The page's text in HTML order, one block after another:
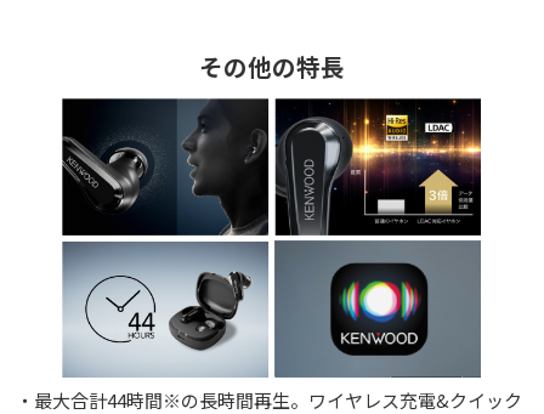
その他の特長
・最大合計44時間※の長時間再生。ワイヤレス充電&クイック